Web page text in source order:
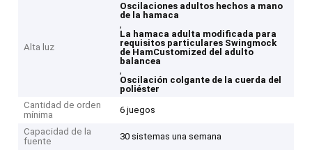
Alta luz
Oscilaciones adultos hechos a mano
de la hamaca
,
La hamaca adulta modificada para
requisitos particulares Swingmock
de HamCustomized del adulto
balancea
,
Oscilación colgante de la cuerda del
poliéster
Cantidad de orden
mínima
6 juegos
Capacidad de la
fuente
30 sistemas una semana